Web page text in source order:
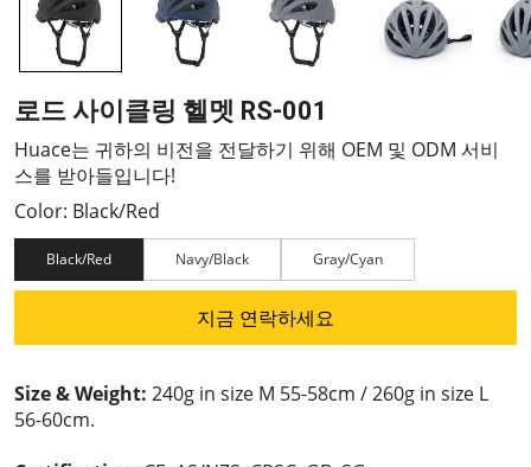
로드 사이클링 헬멧 RS-001
Huace는 귀하의 비전을 전달하기 위해 OEM 및 ODM 서비
스를 받아들입니다!
Color: Black/Red
Black/Red Navy/Black Gray/Cyan
지금 연락하세요
Size & Weight: 240g in size M 55-58cm / 260g in size L
56-60cm.